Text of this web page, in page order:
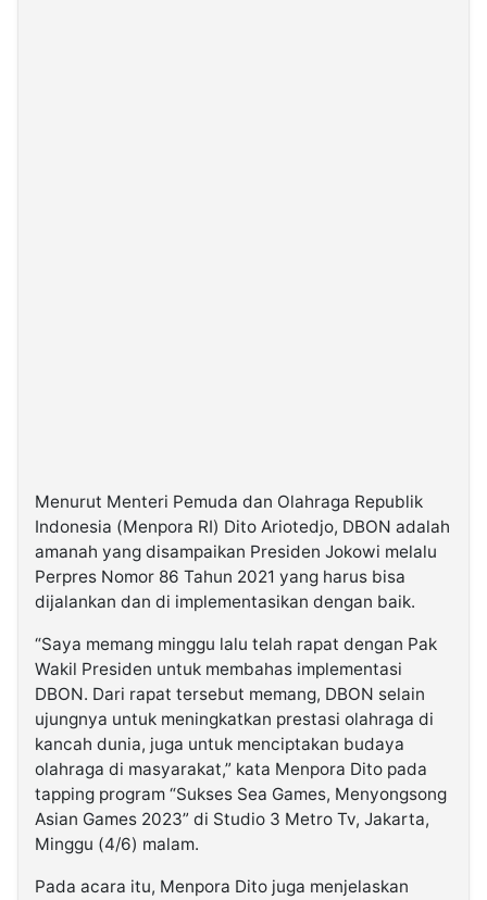
Menurut Menteri Pemuda dan Olahraga Republik
Indonesia (Menpora RI) Dito Ariotedjo, DBON adalah
amanah yang disampaikan Presiden Jokowi melalu
Perpres Nomor 86 Tahun 2021 yang harus bisa
dijalankan dan di implementasikan dengan baik.
“Saya memang minggu lalu telah rapat dengan Pak
Wakil Presiden untuk membahas implementasi
DBON. Dari rapat tersebut memang, DBON selain
ujungnya untuk meningkatkan prestasi olahraga di
kancah dunia, juga untuk menciptakan budaya
olahraga di masyarakat,” kata Menpora Dito pada
tapping program “Sukses Sea Games, Menyongsong
Asian Games 2023” di Studio 3 Metro Tv, Jakarta,
Minggu (4/6) malam.
Pada acara itu, Menpora Dito juga menjelaskan